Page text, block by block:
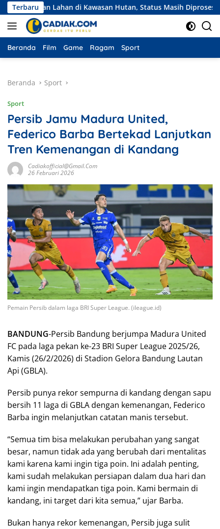
Langsung
ke
konten
Terbaru
Lahan di Kawasan Hutan, Status Masih Diproses
Beranda Film Game Ragam Sport
Beranda Sport
Sport
Persib Jamu Madura United,
Federico Barba Bertekad Lanjutkan
Tren Kemenangan di Kandang
Cadiakofficial@gmail.com
26 Februari 2026
Pemain Persib dalam laga BRI Super League. (ileague.id)
BANDUNG-Persib Bandung berjumpa Madura United
FC pada laga pekan ke-23 BRI Super League 2025/26,
Kamis (26/2/2026) di Stadion Gelora Bandung Lautan
Api (GBLA).
Persib punya rekor sempurna di kandang dengan sapu
bersih 11 laga di GBLA dengan kemenangan, Federico
Barba ingin melanjutkan catatan manis tersebut.
“Semua tim bisa melakukan perubahan yang sangat
besar, namun tidak ada yang berubah dari mentalitas
kami karena kami ingin tiga poin. Ini adalah penting,
kami sudah melakukan persiapan dalam dua hari dan
kami ingin mendapatkan tiga poin. Kami bermain di
kandang, ini target dari kita semua,” ujar Barba.
Bukan hanya rekor kemenangan, Persib juga sulit